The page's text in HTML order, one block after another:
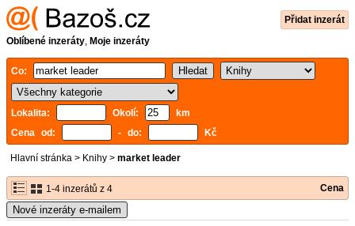
Přidat inzerát
Oblíbené inzeráty, Moje inzeráty
Co:
Lokalita: Okolí:
km
Cena od:
- do: Kč
Hlavní stránka > Knihy > market leader
1-4 inzerátů z 4 Cena
Nové inzeráty e-mailem